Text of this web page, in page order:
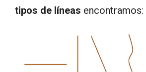
tipos de líneas encontramos: